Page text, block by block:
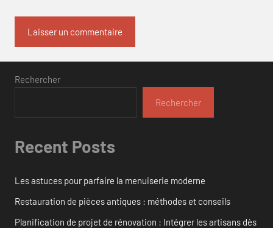
Rechercher
Rechercher
Recent Posts
Les astuces pour parfaire la menuiserie moderne
Restauration de pièces antiques : méthodes et conseils
Planification de projet de rénovation : Intégrer les artisans dès